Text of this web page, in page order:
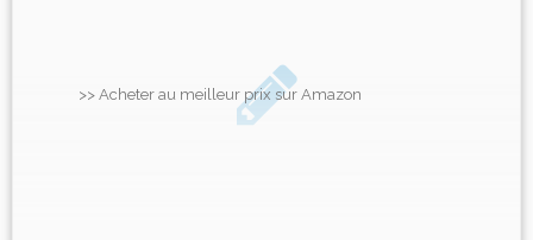
>> Acheter au meilleur prix sur Amazon